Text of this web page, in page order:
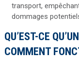
transport,
dommages
QU’EST-CE
COMMENT